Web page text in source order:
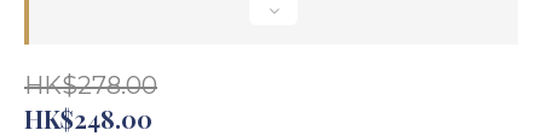
HK$278.00
HK$248.00